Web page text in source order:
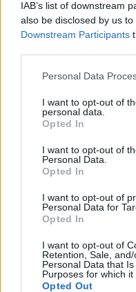
IAB’s list of downstream
also be disclosed by us
Downstream Participants
Please note that this
not limited to your visit or
grant or deny consent to
use your data for below
consent section.
Personal Data
I want to opt-out of
personal data.
Opted In
I want to opt-out of
Personal Data.
Opted In
I want to opt-out of
Personal Data for
Opted In
I want to opt-out of
Retention, Sale,
Personal Data that
Purposes for which it
Opted Out
Bacalhoa Serras de
Citrusok, zöldalma,
kissé savhangsúlyos
1 évvel ezelőtt jobb